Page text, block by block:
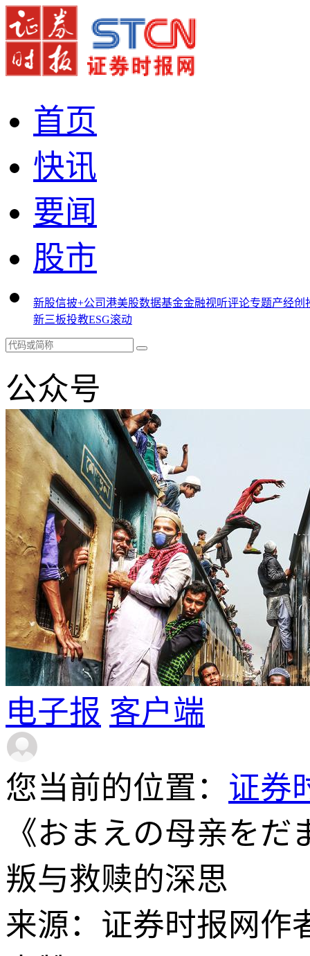
首页
快讯
要闻
股市
新股信披+公司港美股数据基金金融视听评论专题产经创
新三板投教ESG滚动
公众号
电子报 客户端
您当前的位置： 证券
《おまえの母亲を
叛与救赎的深思
来源：证券时报网作